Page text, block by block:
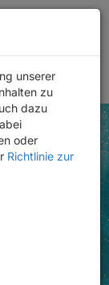
unserer
zu
dazu
oder
Richtlinie zur